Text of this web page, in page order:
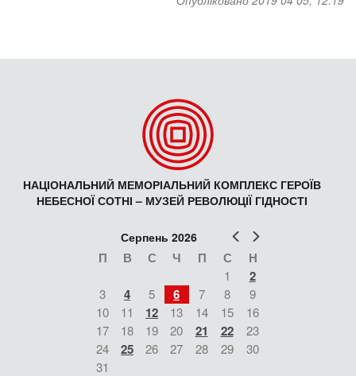
НАЦІОНАЛЬНИЙ МЕМОРІАЛЬНИЙ КОМПЛЕКС ГЕРОЇВ
НЕБЕСНОЇ СОТНІ – МУЗЕЙ РЕВОЛЮЦІЇ ГІДНОСТІ
Попер
Серпень 2026
П В С Ч П С Н
1 2
3 4 5 6 7 8
9
10
11 12 13 14 15
16
17
18 19 20 21 22
23
24
25 26 27 28 29
30
31